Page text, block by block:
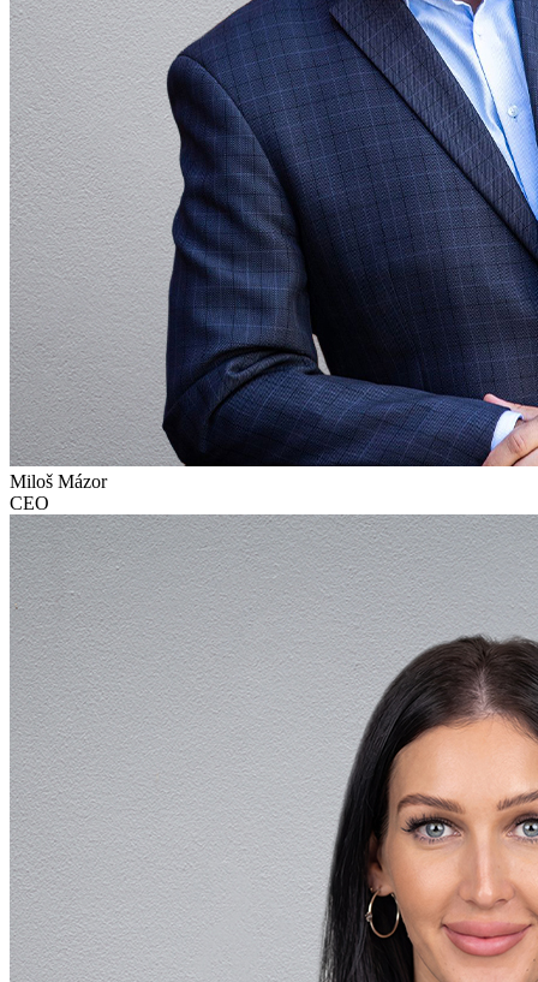
Miloš Mázor
CEO